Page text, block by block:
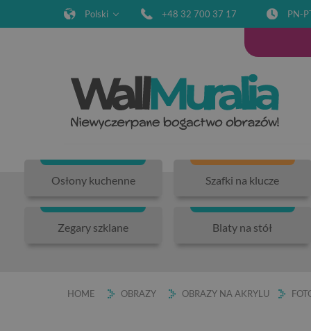
Polski +48 32 700 37 17 PN-
Osłony kuchenne Szafki na klucze
Zegary szklane Blaty na stół
HOME OBRAZY OBRAZY NA AKRYLU